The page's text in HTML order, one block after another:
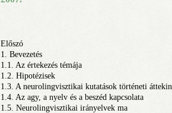
Előszó
1. Bevezetés
1.1. Az értekezés témája
1.2. Hipotézisek
1.3. A neurolingvisztikai kutatások történeti
1.4. Az agy, a nyelv és a beszéd kapcsolata
1.5. Neurolingvisztikai irányelvek ma